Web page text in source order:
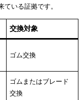
いる証拠です。
交換対象
ゴム交換
ゴムまたはブレード
交換